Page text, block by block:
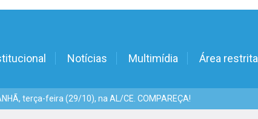
Notícias Multimídia Área restrita
terça-feira (29/10), na AL/CE. COMPAREÇA!